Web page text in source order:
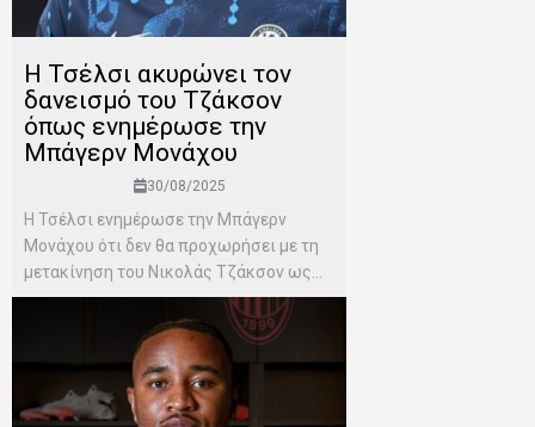
Η Τσέλσι ακυρώνει τον
δανεισμό του Τζάκσον
όπως ενημέρωσε την
Μπάγερν Μονάχου
30/08/2025
Η Τσέλσι ενημέρωσε την Μπάγερν
Μονάχου ότι δεν θα προχωρήσει με τη
μετακίνηση του Νικολάς Τζάκσον ως...